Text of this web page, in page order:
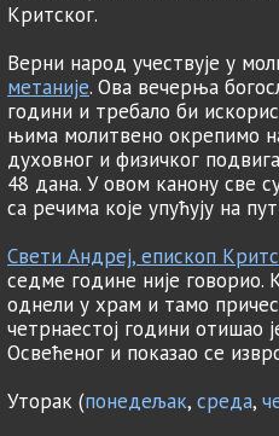
Критског.
Верни народ учествује у
метаније. Ова вечерња
години и требало би
њима молитвено окрепимо
духовног и физичког
48 дана. У овом канону све
са речима које упућују на
Свети Андреј, епископ
седме године није говорио.
однели у храм и тамо
четрнаестој години отишао
Освећеног и показао се
Уторак (понедељак, среда,